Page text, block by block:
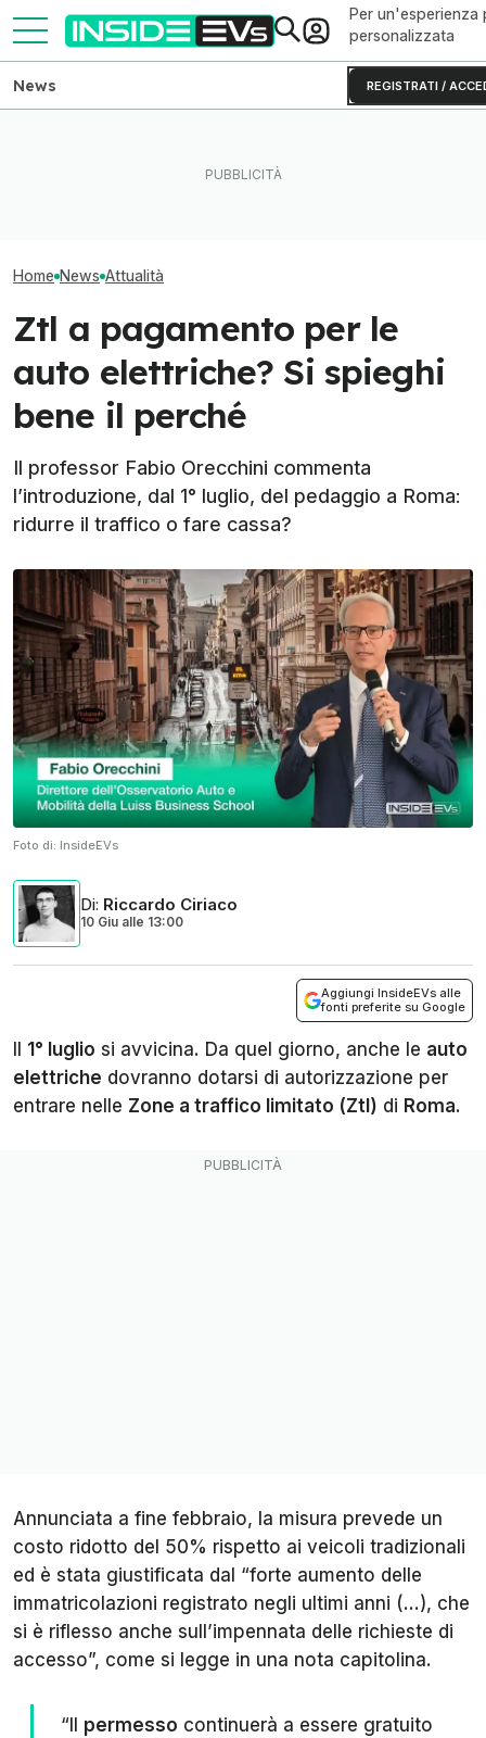
Per un'esperienza
personalizzata
REGISTRATI /
News
Home News Attualità
Ztl a pagamento per le
auto elettriche? Si spieghi
bene il perché
Il professor Fabio Orecchini commenta
l’introduzione, dal 1° luglio, del pedaggio a Roma:
ridurre il traffico o fare cassa?
Foto di: InsideEVs
Di: Riccardo Ciriaco
10 Giu alle 13:00
Aggiungi InsideEVs alle
fonti preferite su Google
1° luglio si avvicina. Da quel giorno, anche le auto
elettriche dovranno dotarsi di autorizzazione per
entrare nelle Zone a traffico limitato (Ztl) di Roma.
Annunciata a fine febbraio, la misura prevede un
costo ridotto del 50% rispetto ai veicoli tradizionali
ed è stata giustificata dal “forte aumento delle
immatricolazioni registrato negli ultimi anni (...), che
si è riflesso anche sull’impennata delle richieste di
accesso”, come si legge in una nota capitolina.
“Il permesso continuerà a essere gratuito